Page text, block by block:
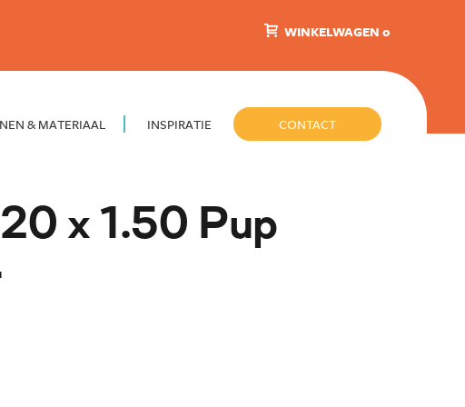
WINKELWAGEN 0
& MATERIAAL INSPIRATIE CONTACT
x 1.50 Pup